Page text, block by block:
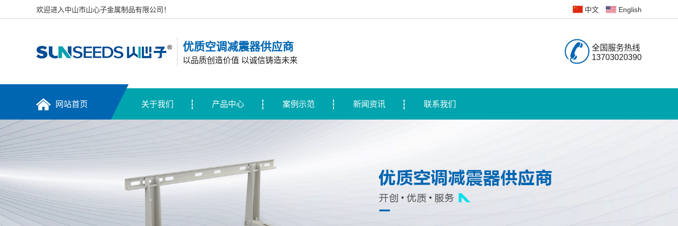
欢迎进入中山市山心子金属制品有限公司！ 中文 English
优质空调减震器供应商
以品质创造价值 以诚信铸造未来
全国服务热线
13703020390
网站首页 关于我们 产品中心 案例示范 新闻资讯 联系我们